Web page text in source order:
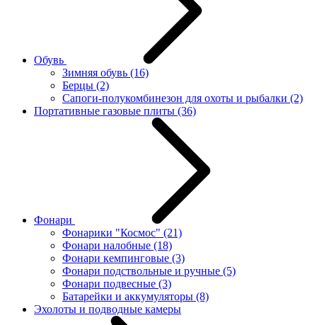
Обувь
Зимняя обувь (16)
Берцы (2)
Сапоги-полукомбинезон для охоты и рыбалки (2)
Портативные газовые плиты (36)
Фонари
Фонарики "Космос" (21)
Фонари налобные (18)
Фонари кемпинговые (3)
Фонари подствольные и ручные (5)
Фонари подвесные (3)
Батарейки и аккумуляторы (8)
Эхолоты и подводные камеры